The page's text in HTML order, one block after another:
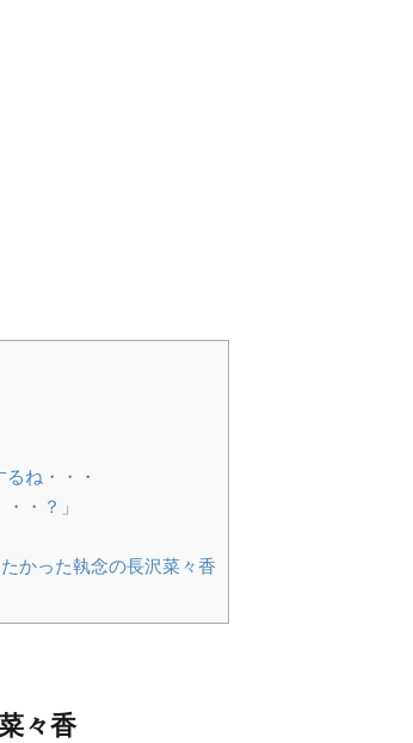
ね・・・
・？」
かった執念の長沢菜々香
々香